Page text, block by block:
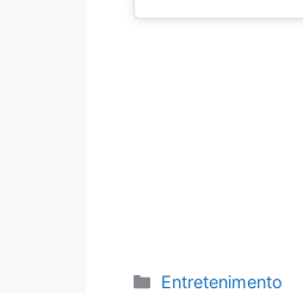
Categorias
Entretenimento